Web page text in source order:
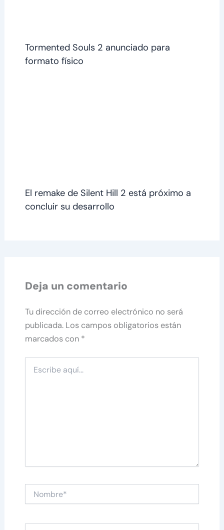
Tormented Souls 2 anunciado para
formato físico
El remake de Silent Hill 2 está próximo a
concluir su desarrollo
Deja un comentario
Tu dirección de correo electrónico no será
publicada. Los campos obligatorios están
marcados con *
aquí...
Correo